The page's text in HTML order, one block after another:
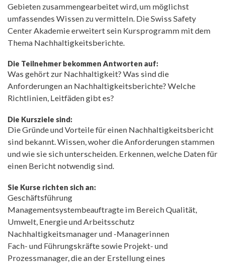
Gebieten zusammengearbeitet wird, um möglichst
umfassendes Wissen zu vermitteln. Die Swiss Safety
Center Akademie erweitert sein Kursprogramm mit dem
Thema Nachhaltigkeitsberichte.
Die Teilnehmer bekommen Antworten auf:
Was gehört zur Nachhaltigkeit? Was sind die
Anforderungen an Nachhaltigkeitsberichte? Welche
Richtlinien, Leitfäden gibt es?
Die Kursziele sind:
Die Gründe und Vorteile für einen Nachhaltigkeitsbericht
sind bekannt. Wissen, woher die Anforderungen stammen
und wie sie sich unterscheiden. Erkennen, welche Daten für
einen Bericht notwendig sind.
Sie Kurse richten sich an:
Geschäftsführung
Managementsystembeauftragte im Bereich Qualität,
Umwelt, Energie und Arbeitsschutz
Nachhaltigkeitsmanager und -Managerinnen
Fach- und Führungskräfte sowie Projekt- und
Prozessmanager, die an der Erstellung eines